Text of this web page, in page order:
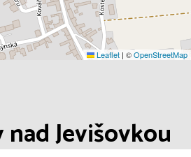
Leaflet | ©OpenStreetMap
Jevišovkou